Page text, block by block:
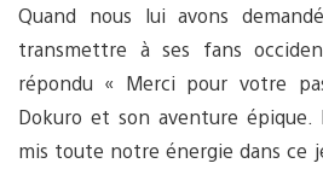
Quand nous lui avons
transmettre à ses fans
répondu « Merci pour votre
Dokuro et son aventure épique.
mis toute notre énergie dans ce